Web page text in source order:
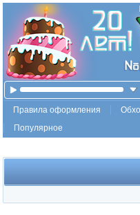
Правила оформления
Популярное